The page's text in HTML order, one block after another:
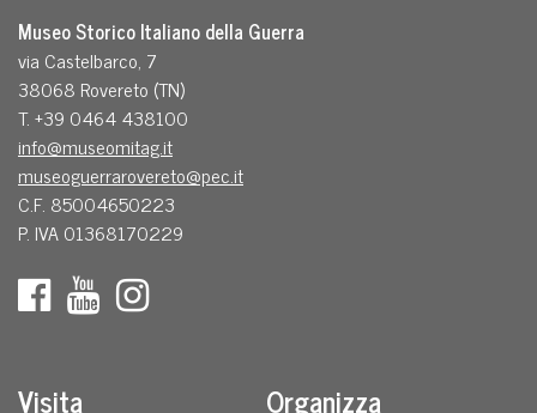
Museo Storico Italiano della Guerra
via Castelbarco, 7
38068 Rovereto (TN)
T. +39 0464 438100
info@museomitag.it
museoguerrarovereto@pec.it
C.F. 85004650223
P. IVA 01368170229
Visita Organizza